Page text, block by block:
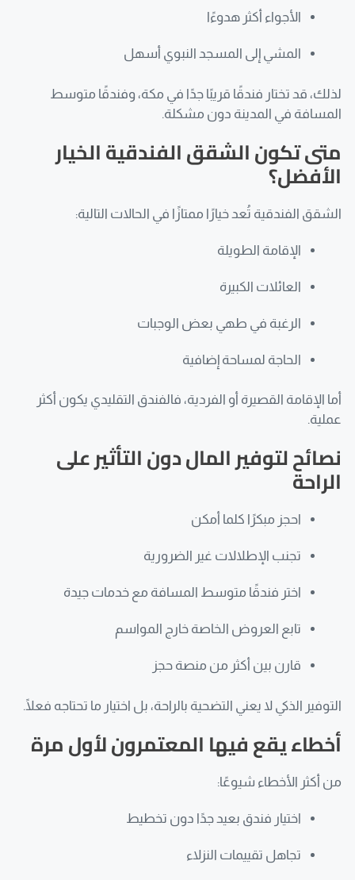
الأجواء أكثر هدوءًا
المشي إلى المسجد النبوي أسهل
لذلك، قد تختار فندقًا قريبًا جدًا في مكة، وفندقًا متوسط
المسافة في المدينة دون مشكلة.
متى تكون الشقق الفندقية الخيار
الأفضل؟
الشقق الفندقية تُعد خيارًا ممتازًا في الحالات التالية:
الإقامة الطويلة
العائلات الكبيرة
الرغبة في طهي بعض الوجبات
الحاجة لمساحة إضافية
أما الإقامة القصيرة أو الفردية، فالفندق التقليدي يكون أكثر
عملية.
نصائح لتوفير المال دون التأثير على
الراحة
احجز مبكرًا كلما أمكن
تجنب الإطلالات غير الضرورية
اختر فندقًا متوسط المسافة مع خدمات جيدة
تابع العروض الخاصة خارج المواسم
قارن بين أكثر من منصة حجز
التوفير الذكي لا يعني التضحية بالراحة، بل اختيار ما تحتاجه فعلًا.
أخطاء يقع فيها المعتمرون لأول مرة
من أكثر الأخطاء شيوعًا:
اختيار فندق بعيد جدًا دون تخطيط
تجاهل تقييمات النزلاء